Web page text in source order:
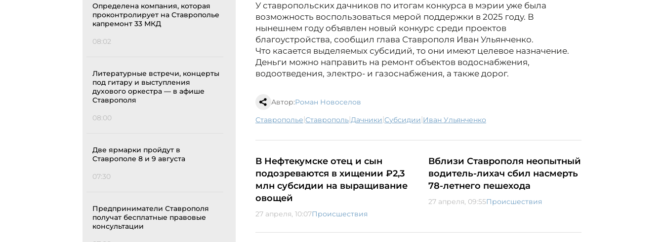
Определена компания, которая
проконтролирует на Ставрополье
капремонт 33 МКД
08:02
Литературные встречи, концерты
под гитару и выступления
духового оркестра — в афише
Ставрополя
08:00
Две ярмарки пройдут в
Ставрополе 8 и 9 августа
07:30
Предприниматели Ставрополя
получат бесплатные правовые
консультации
У ставропольских дачников по итогам конкурса в мэрии уже была
возможность воспользоваться мерой поддержки в 2025 году. В
нынешнем году объявлен новый конкурс среди проектов
благоустройства, сообщил глава Ставрополя Иван Ульянченко.
Что касается выделяемых субсидий, то они имеют целевое назначение.
Деньги можно направить на ремонт объектов водоснабжения,
водоотведения, электро- и газоснабжения, а также дорог.
Автор:Роман Новоселов
Ставрополье| Ставрополь| дачники| субсидии| Иван Ульянченко
В Нефтекумске отец и сын
подозреваются в хищении ₽2,3
млн субсидии на выращивание
овощей
27 апреля, 10:07Происшествия
Вблизи Ставрополя неопытный
водитель-лихач сбил насмерть
78-летнего пешехода
27 апреля, 09:55Происшествия